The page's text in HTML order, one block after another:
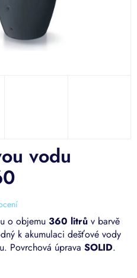
o objemu 360 litrů v barvě
k akumulaci dešťové vody
Povrchová úprava SOLID.
vodu